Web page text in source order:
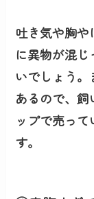
吐き気や胸
に異物が混
いでしょう
あるので、
ップで売って
す。